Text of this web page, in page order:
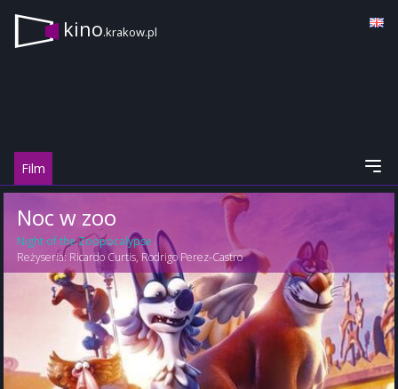
kino.krakow.pl
Film
Noc w zoo
Night of the Zoopocalypse
Reżyseria: Ricardo Curtis,Rodrigo Perez-Castro